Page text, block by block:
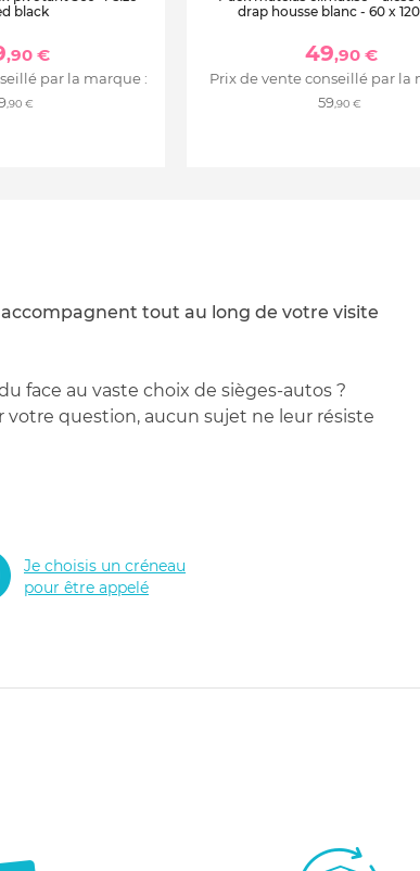
black
,90 €
par la marque :
,90 €
drap housse blanc - 60 x
49,90 €
Prix de vente conseillé par la
59,90 €
tout au long de votre visite
face au vaste choix de sièges-autos ?
question, aucun sujet ne leur résiste
Je choisis un créneau
pour être appelé